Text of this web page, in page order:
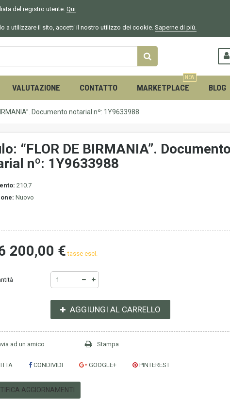
del registro utente:Qui
a utilizzare il sito, accetti il nostro utilizzo dei cookie.Saperne di più.
VALUTAZIONE CONTATTO MARKETPLACE
NEW
BLOG
Documento notarial nº: 1Y9633988
“FLOR DE BIRMANIA”. Documento
nº: 1Y9633988
210.7
Nuovo
200,00 € tasse escl.
AGGIUNGI AL CARRELLO
ad un amico Stampa
CONDIVIDI GOOGLE+ PINTEREST
AGGIORNAMENTI